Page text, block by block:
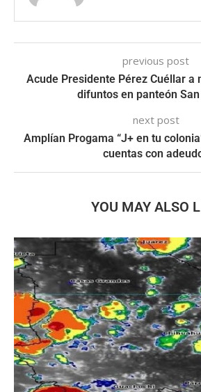
previous post
Acude Presidente Pérez Cuéllar a
difuntos en panteón San
next post
Amplían Progama “J+ en tu
cuentas con
YOU MAY ALSO